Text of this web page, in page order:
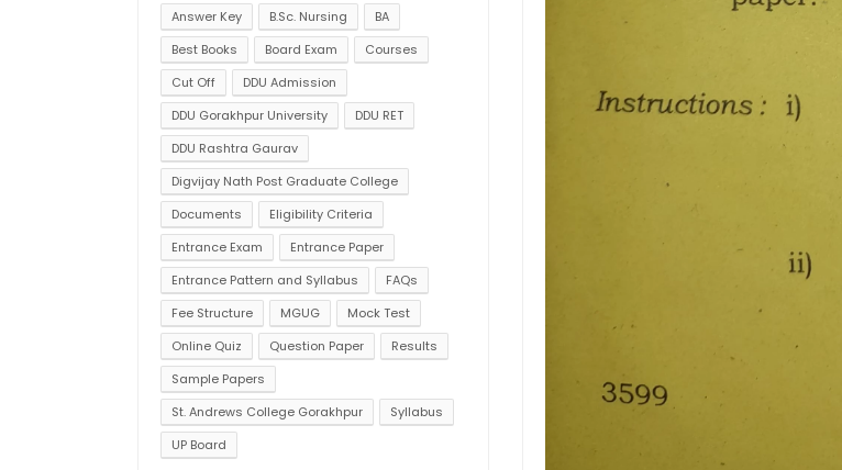
Answer Key
B.Sc. Nursing
BA
Best Books
Board Exam
Courses
Cut Off
DDU Admission
DDU Gorakhpur University
DDU RET
DDU Rashtra Gaurav
Digvijay Nath Post Graduate College
Documents
Eligibility Criteria
Entrance Exam
Entrance Paper
Entrance Pattern and Syllabus
FAQs
Fee Structure
MGUG
Mock Test
Online Quiz
Question Paper
Results
Sample Papers
St. Andrews College Gorakhpur
Syllabus
UP Board